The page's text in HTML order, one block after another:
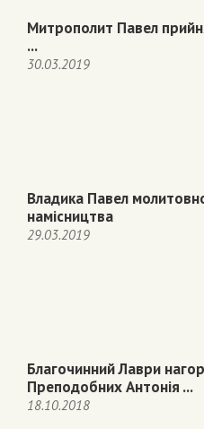
Митрополит Павел
...
30.03.2019
Владика Павел
намісництва
29.03.2019
Благочинний Лаври
Преподобних Антонія ...
18.10.2018